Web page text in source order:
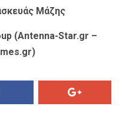
Μάζης
(Antenna-Star.gr –